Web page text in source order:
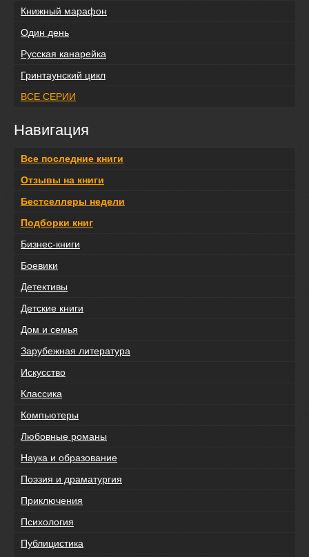
Книжный марафон
Один день
Русская канарейка
Гринтаунский цикл
ВСЕ СЕРИИ
Навигация
Все последние книги
Отзывы на книги
Бестселлеры недели
Подборки книг
Бизнес-книги
Боевики
Детективы
Детские книги
Дом и семья
Зарубежная литература
Искусство
Классика
Компьютеры
Любовные романы
Наука и образование
Поэзия и драматургия
Приключения
Психология
Публицистика